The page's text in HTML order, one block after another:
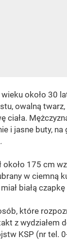
około 30
owalną
ciała.
i jasne buty, na
około 175 cm
w ciemną
białą
które
z wydziałem
KSP (nr tel.